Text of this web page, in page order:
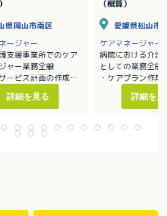
県岡山市南区
ージャー
支援事業所でのケア
ャー業務全般
ービス計画の作成
の実態把握
者会議の開催
居宅介護サービス提
た活動
詳細を見る
（概算）
愛媛県松山市
ケアマネージャー
病院における介護
としての業務全般
・ケアプラン作成
・モニタリング業
・介護保険の申
詳細を見